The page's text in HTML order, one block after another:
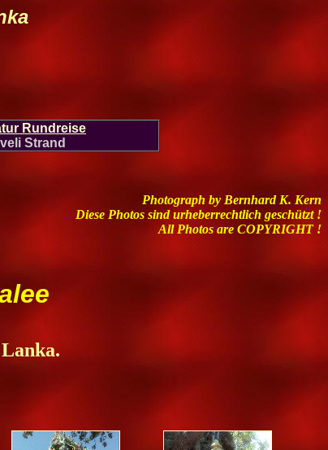
Rundreise
Strand
Photograph by Bernhard K. Kern
Diese Photos sind urheberrechtlich geschützt !
All Photos are COPYRIGHT !